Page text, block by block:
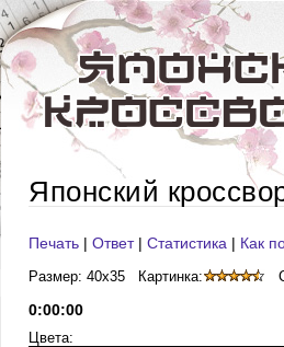
Японский
Печать | Ответ| Статистика | Как
Размер: 40x35 Картинка:
0:00:00
Цвета: